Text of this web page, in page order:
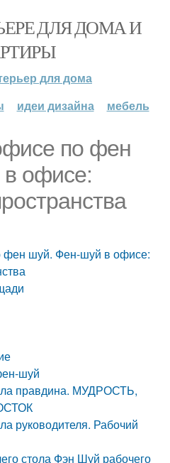
ДЛЯ ДОМА И
для дома
идеи дизайна мебель
по фен
офисе:
фен шуй. Фен-шуй в офисе:
шуй
правдина. МУДРОСТЬ,
руководителя. Рабочий
стола Фэн Шуй рабочего